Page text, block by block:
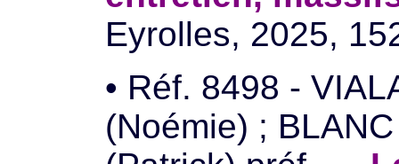
Eyrolles, 2025,
• Réf. 8498 -
(Noémie) ; BLANC